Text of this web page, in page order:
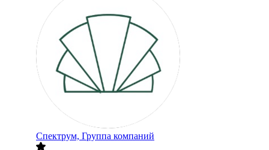
Спектрум, Группа компаний